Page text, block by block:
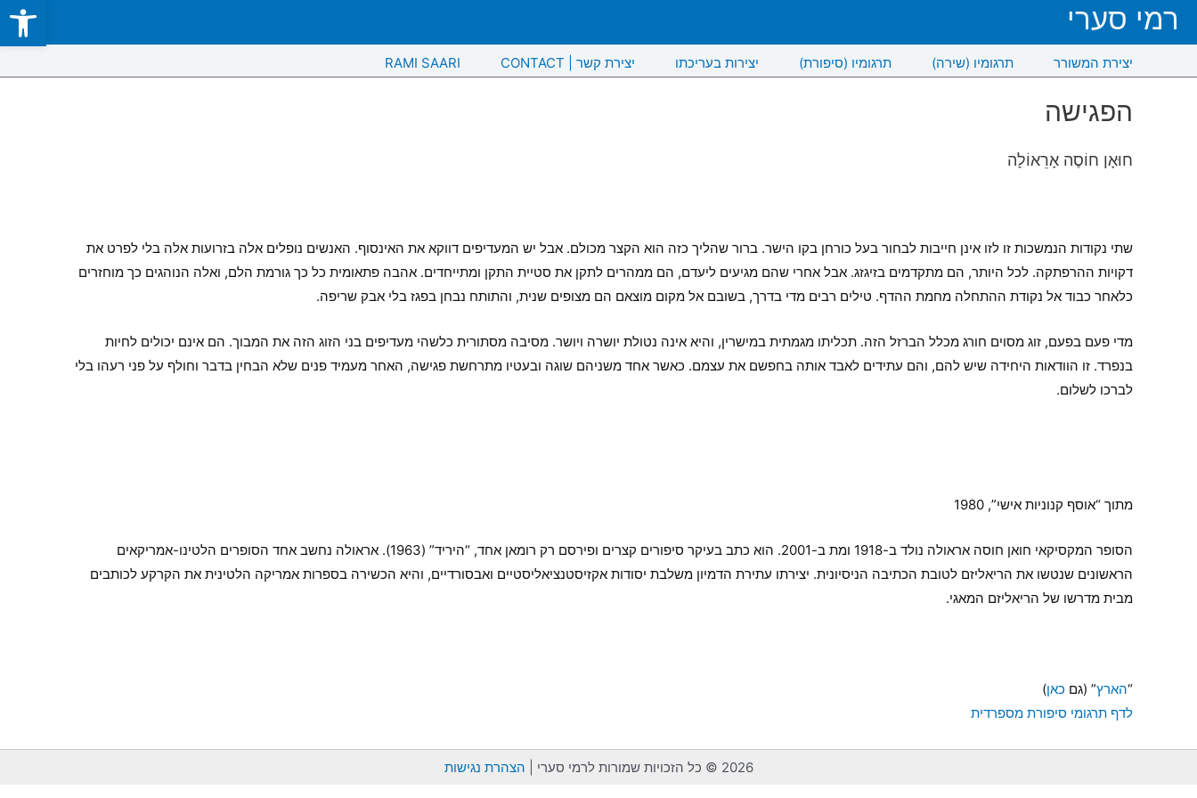
Open toolbar
Skip
רמי סערי
RAMI SAARI CONTACT | יצירת קשר יצירות בעריכתו תרגומיו (סיפורת) תרגומיו (שירה) יצירת המשורר
הפגישה
חוּאָן חוֹסֶה אָרֵאוֹלָה
שתי נקודות הנמשכות זו לזו אינן חייבות לבחור בעל כורחן בקו הישר. ברור שהליך כזה הוא הקצר מכולם. אבל יש המעדיפים דווקא את האינסוף. האנשים נופלים אלה בזרועות אלה בלי לפרט את
דקויות ההרפתקה. לכל היותר, הם מתקדמים בזיגזג. אבל אחרי שהם מגיעים ליעדם, הם ממהרים לתקן את סטיית התקן ומתייחדים. אהבה פתאומית כל כך גורמת הלם, ואלה הנוהגים כך מוחזרים
כלאחר כבוד אל נקודת ההתחלה מחמת ההדף. טילים רבים מדי בדרך, בשובם אל מקום מוצאם הם מצופים שנית, והתותח נבחן בפגז בלי אבק שריפה.
מדי פעם בפעם, זוג מסוים חורג מכלל הברזל הזה. תכליתו מגמתית במישרין, והיא אינה נטולת יושרה ויושר. מסיבה מסתורית כלשהי מעדיפים בני הזוג הזה את המבוך. הם אינם יכולים לחיות
בנפרד. זו הוודאות היחידה שיש להם, והם עתידים לאבד אותה בחפשם את עצמם. כאשר אחד משניהם שוגה ובעטיו מתרחשת פגישה, האחר מעמיד פנים שלא הבחין בדבר וחולף על פני רעהו בלי
לברכו לשלום.
מתוך “אוסף קנוניות אישי”, 1980
הסופר המקסיקאי חואן חוסה אראולה נולד ב-1918 ומת ב-2001. הוא כתב בעיקר סיפורים קצרים ופירסם רק רומאן אחד, “היריד” (1963). אראולה נחשב אחד הסופרים הלטינו-אמריקאים
הראשונים שנטשו את הריאליזם לטובת הכתיבה הניסיונית. יצירתו עתירת הדמיון משלבת יסודות אקזיסטנציאליסטיים ואבסורדיים, והיא הכשירה בספרות אמריקה הלטינית את הקרקע לכותבים
מבית מדרשו של הריאליזם המאגי.
“הארץ” (גם כאן)
לדף תרגומי סיפורת מספרדית
2026 © כל הזכויות שמורות לרמי סערי | הצהרת נגישות